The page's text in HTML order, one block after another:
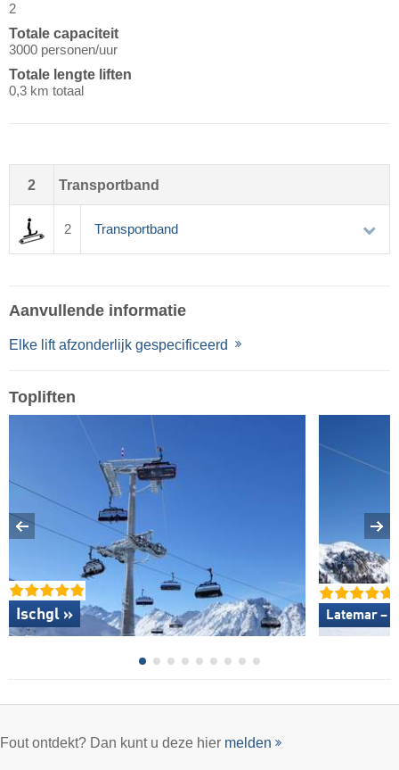
2
Totale capaciteit
3000 personen/uur
Totale lengte liften
0,3 km totaal
2 Transportband
2 Transportband
Aanvullende informatie
Elke lift afzonderlijk gespecificeerd
Topliften
Ischgl » Latemar –
Fout ontdekt? Dan kunt u deze hier melden